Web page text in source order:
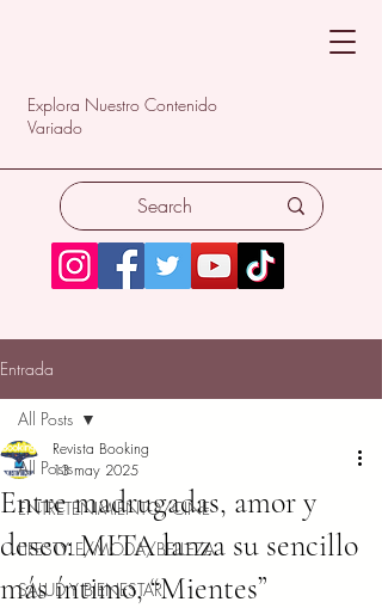
Explora Nuestro Contenido
Variado
Entrada
All Posts
ENTRETENIMIENTO/CINE
LIFESTYLE/MODA/BELLEZA
SALUD Y BIENESTAR
All Posts
Entre madrugadas, amor y
deseo: MITA lanza su sencillo
más íntimo, “Mientes”
Revista Booking
13 may 2025